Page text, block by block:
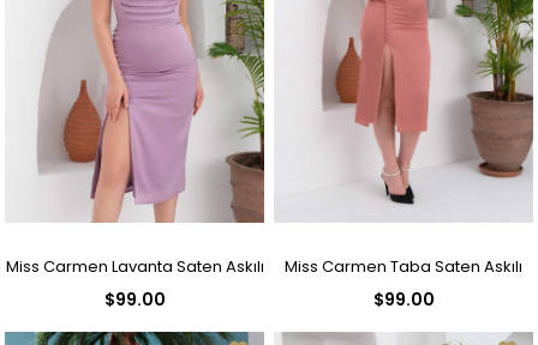
Miss Carmen Lavanta Saten Askılı
$99.00
Miss Carmen Taba Saten Askılı
$99.00